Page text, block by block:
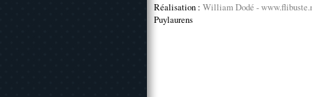
Réalisation : William Dodé -
Puylaurens